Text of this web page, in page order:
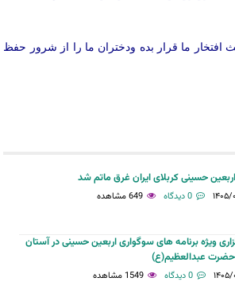
افتخار ما قرار بده ودختران ما را از شرور حفظ
حسینی کربلای ایران غرق ماتم شد
۱۳ 0 دیدگاه 649 مشاهده
ویژه برنامه های سوگواری اربعین حسینی در آستان
عبدالعظیم(ع)
۱۲ 0 دیدگاه 1549 مشاهده